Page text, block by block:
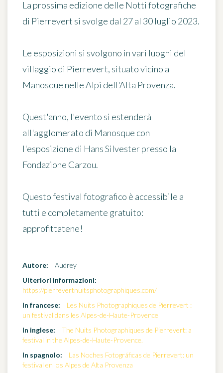
La prossima edizione delle Notti fotografiche
di Pierrevert si svolge dal 27 al 30 luglio 2023.
Le esposizioni si svolgono in vari luoghi del
villaggio di Pierrevert, situato vicino a
Manosque nelle Alpi dell'Alta Provenza.
Quest'anno, l'evento si estenderà
all'agglomerato di Manosque con
l'esposizione di Hans Silvesterpresso la
Fondazione Carzou.
Questo festival fotografico è accessibile a
tutti e completamente gratuito:
approfittatene!
Autore:
Audrey
Ulteriori informazioni:
https://pierrevertnuitsphotographiques.com/
In francese:
Les Nuits Photographiques de Pierrevert :
un festival dans les Alpes-de-Haute-Provence
In inglese:
The Nuits Photographiques de Pierrevert: a
festival in the Alpes-de-Haute-Provence.
In spagnolo:
Las Noches Fotográficas de Pierrevert: un
festival en los Alpes de Alta Provenza